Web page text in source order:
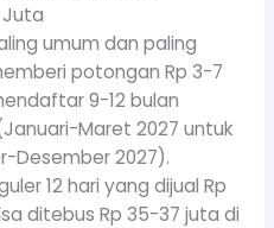
Juta
umum dan paling
potongan Rp 3-7
9-12 bulan
Maret 2027 untuk
Desember 2027).
12 hari yang dijual Rp
ditebus Rp 35-37 juta di